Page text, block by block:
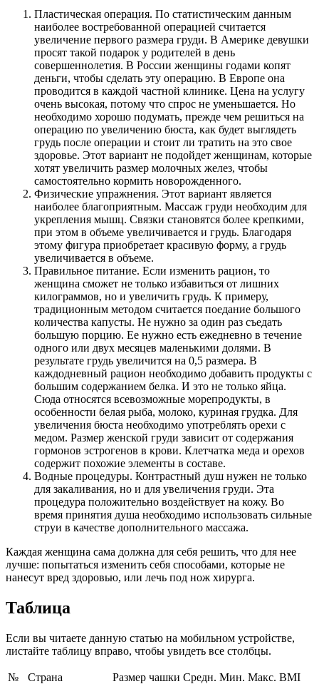
Пластическая операция. По статистическим данным
наиболее востребованной операцией считается
увеличение первого размера груди. В Америке девушки
просят такой подарок у родителей в день
совершеннолетия. В России женщины годами копят
деньги, чтобы сделать эту операцию. В Европе она
проводится в каждой частной клинике. Цена на услугу
очень высокая, потому что спрос не уменьшается. Но
необходимо хорошо подумать, прежде чем решиться на
операцию по увеличению бюста, как будет выглядеть
грудь после операции и стоит ли тратить на это свое
здоровье. Этот вариант не подойдет женщинам, которые
хотят увеличить размер молочных желез, чтобы
самостоятельно кормить новорожденного.
Физические упражнения. Этот вариант является
наиболее благоприятным. Массаж груди необходим для
укрепления мышц. Связки становятся более крепкими,
при этом в объеме увеличивается и грудь. Благодаря
этому фигура приобретает красивую форму, а грудь
увеличивается в объеме.
Правильное питание. Если изменить рацион, то
женщина сможет не только избавиться от лишних
килограммов, но и увеличить грудь. К примеру,
традиционным методом считается поедание большого
количества капусты. Не нужно за один раз съедать
большую порцию. Ее нужно есть ежедневно в течение
одного или двух месяцев маленькими долями. В
результате грудь увеличится на 0,5 размера. В
каждодневный рацион необходимо добавить продукты с
большим содержанием белка. И это не только яйца.
Сюда относятся всевозможные морепродукты, в
особенности белая рыба, молоко, куриная грудка. Для
увеличения бюста необходимо употреблять орехи с
медом. Размер женской груди зависит от содержания
гормонов эстрогенов в крови. Клетчатка меда и орехов
содержит похожие элементы в составе.
Водные процедуры. Контрастный душ нужен не только
для закаливания, но и для увеличения груди. Эта
процедура положительно воздействует на кожу. Во
время принятия душа необходимо использовать сильные
струи в качестве дополнительного массажа.
Каждая женщина сама должна для себя решить, что для нее
лучше: попытаться изменить себя способами, которые не
нанесут вред здоровью, или лечь под нож хирурга.
Таблица
Если вы читаете данную статью на мобильном устройстве,
листайте таблицу вправо, чтобы увидеть все столбцы.
№ Страна Размер чашки Средн. Мин. Макс. BMI